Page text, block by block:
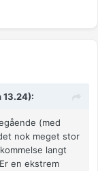
13.24):
(med
nok meget stor
langt
en ekstrem